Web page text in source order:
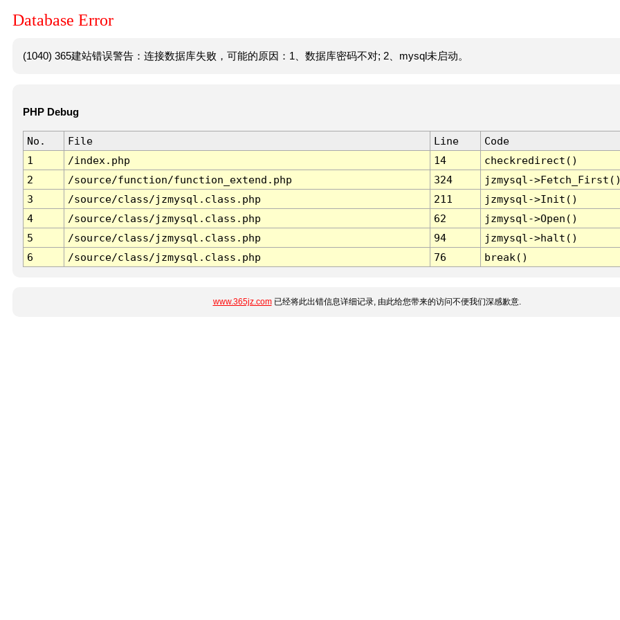
Database Error
(1040) 365建站错误警告：连接数据库失败，可能的原因：1、数据库密码不对; 2、mysql未启动。
PHP Debug
No. File Line
Code
1
/index.php 14
checkredirect()
2
/source/function/function_extend.php 324
jzmysql-
3
/source/class/jzmysql.class.php 211
jzmysql->Init()
4
/source/class/jzmysql.class.php 62
jzmysql->Open()
5
/source/class/jzmysql.class.php 94
jzmysql->halt()
6
/source/class/jzmysql.class.php 76 break()
www.365jz.com已经将此出错信息详细记录, 由此给您带来的访问不便我们深感歉意.